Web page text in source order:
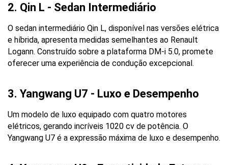
2. Qin L - Sedan Intermediário
O sedan intermediário Qin L, disponível nas versões elétrica
e híbrida, apresenta medidas semelhantes ao Renault
Logann. Construído sobre a plataforma DM-i 5.0, promete
oferecer uma experiência de condução excepcional.
3. Yangwang U7 - Luxo e Desempenho
Um modelo de luxo equipado com quatro motores
elétricos, gerando incríveis 1020 cv de potência. O
Yangwang U7 é a expressão máxima de luxo e desempenho.